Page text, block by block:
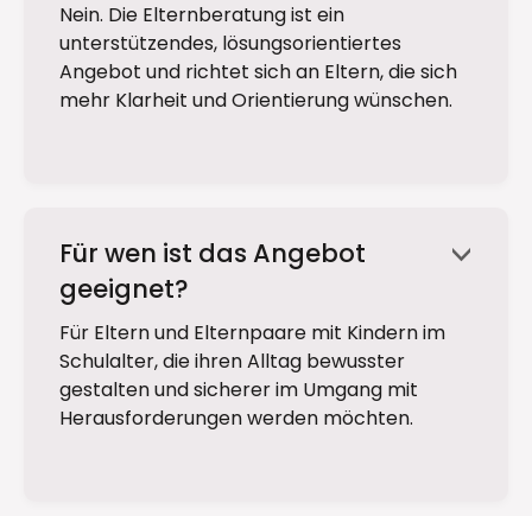
Nein. Die Elternberatung ist ein
unterstützendes, lösungsorientiertes
Angebot und richtet sich an Eltern, die sich
mehr Klarheit und Orientierung wünschen.
Für wen ist das Angebot
geeignet?
<
Für Eltern und Elternpaare mit Kindern im
Schulalter, die ihren Alltag bewusster
gestalten und sicherer im Umgang mit
Herausforderungen werden möchten.